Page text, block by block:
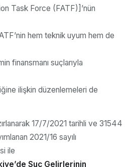
Task Force (FATF)]’nün
hem teknik uyum hem de
finansmanı suçlarıyla
ilişkin düzenlemeleri de
17/7/2021 tarihli ve 31544
2021/16 sayılı
ile
Suç Gelirlerinin